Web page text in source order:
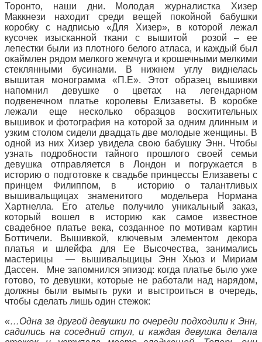
Торонто, наши дни. Молодая журналистка Хизер
Маккнези находит среди вещей покойной бабушки
коробку с надписью «Для Хизер», в которой лежал
кусочек изысканной ткани с вышитой розой – ее
лепестки были из плотного белого атласа, и каждый был
окаймлен рядом мелкого жемчуга и крошечными мелкими
стеклянными бусинами. В нижнем углу виднелась
вышитая монограмма «П.Е». Этот образец вышивки
напомнил девушке о цветах на легендарном
подвенечном платье королевы Елизаветы. В коробке
лежали еще несколько образцов восхитительных
вышивок и фотография на которой за одним длинным и
узким столом сидели двадцать две молодые женщины. В
одной из них Хизер увидела свою бабушку Энн. Чтобы
узнать подробности тайного прошлого своей семьи
девушка отправляется в Лондон и погружается в
историю о подготовке к свадьбе принцессы Елизаветы с
принцем Филиппом, в историю о талантливых
вышивальщицах знаменитого модельера Нормана
Хартнелла. Его ателье получило уникальный заказ,
который вошел в историю как самое известное
свадебное платье века, созданное по мотивам картин
Боттичели. Вышивкой, ключевым элементом декора
платья и шлейфа для Ее Высочества, занимались
мастерицы — вышивальщицы Энн Хьюз и Мириам
Дассен. Мне запомнился эпизод: когда платье было уже
готово, то девушки, которые не работали над нарядом,
должны были вымыть руки и выстроиться в очередь,
чтобы сделать лишь один стежок:
«…Одна за другой девушки по очереди подходили к Энн,
садились на соседний стул, и каждая девушка делала